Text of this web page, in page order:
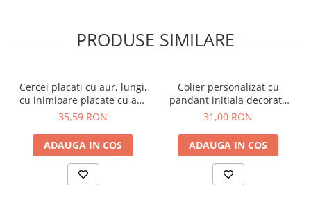
PRODUSE SIMILARE
Cercei placati cu aur, lungi,
cu inimioare placate cu aur
si cristale Cubic Zirconia
35,59 RON
ADAUGA IN COS
Colier personalizat cu
pandant initiala decorata
cu cristale Cubic Zirconia,
31,00 RON
ADAUGA IN COS